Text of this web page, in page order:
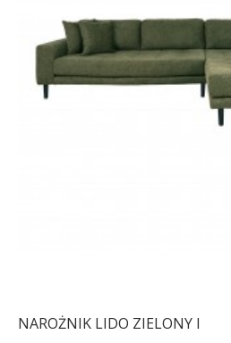
NAROŻNIK LIDO ZIELONY I